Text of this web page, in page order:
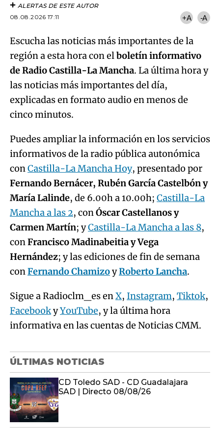
ALERTAS DE ESTE AUTOR
08.08.2026 17:11
+A -A
Escucha las noticias más importantes de la
región a esta hora con elboletín informativo
de Radio Castilla-La Mancha. La última hora y
las noticias más importantes del día,
explicadas en formato audio en menos de
cinco minutos.
Puedes ampliar la información en los servicios
informativos de la radio pública autonómica
conCastilla-La Mancha Hoy, presentado por
Fernando Bernácer, Rubén García Castelbón y
María Lalinde, de 6.00h a 10.00h; Castilla-La
Mancha a las 2, conÓscar Castellanos y
Carmen Martín; yCastilla-La Mancha a las 8,
conFrancisco Madinabeitia y Vega
Hernández; y las ediciones de fin de semana
conFernando ChamizoyRoberto Lancha.
Sigue a Radioclm_es enX, Instagram, Tiktok,
FacebookyYouTube, y la última hora
informativa en las cuentas de Noticias CMM.
ÚLTIMAS NOTICIAS
CD Toledo SAD - CD Guadalajara
SAD | Directo 08/08/26